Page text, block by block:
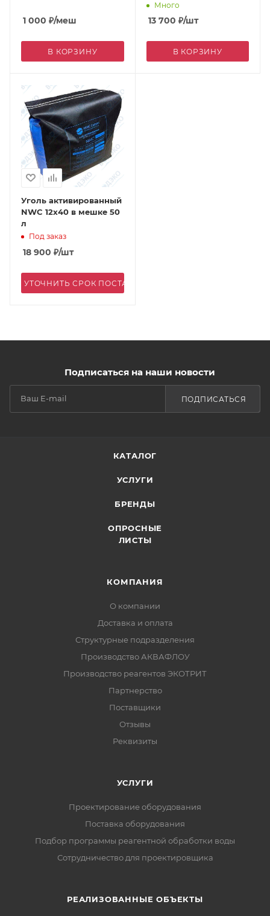
1 000 ₽/меш
В КОРЗИНУ
Много
13 700 ₽/шт
В КОРЗИНУ
Уголь активированный
NWC 12х40 в мешке 50
л
Под заказ
18 900 ₽/шт
УТОЧНИТЬ СРОК ПОСТАВКИ
Подписаться на наши новости
ПОДПИСАТЬСЯ
КАТАЛОГ
УСЛУГИ
БРЕНДЫ
ОПРОСНЫЕ
ЛИСТЫ
КОМПАНИЯ
О компании
Доставка и оплата
Структурные подразделения
Производство АКВАФЛОУ
Производство реагентов ЭКОТРИТ
Партнерство
Поставщики
Отзывы
Реквизиты
УСЛУГИ
Проектирование оборудования
Поставка оборудования
Подбор программы реагентной обработки воды
Сотрудничество для проектировщика
РЕАЛИЗОВАННЫЕ ОБЪЕКТЫ